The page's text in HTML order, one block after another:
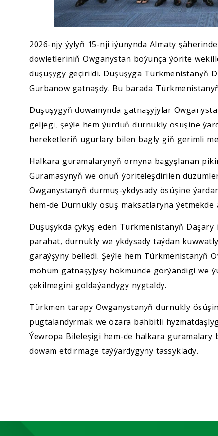
2026-njy ýylyň 15-nji iýunynda Almaty
döwletleriniň Owganystan boýunça ýörite
duşuşygy geçirildi. Duşuşyga Türkmenistanyň
Gurbanow gatnaşdy. Bu barada
Duşuşygyň dowamynda gatnaşyjylar
geljegi, şeýle hem ýurduň durnukly ösüşine
hereketleriň ugurlary bilen bagly giň gerimli
Halkara guramalarynyň ornyna bagyşlanan
Guramasynyň we onuň ýöriteleşdirilen
Owganystanyň durmuş-ykdysady ösüşine
hem-de Durnukly ösüş maksatlaryna
Duşuşykda çykyş eden Türkmenistanyň
parahat, durnukly we ykdysady taýdan
garaýşyny belledi. Şeýle hem Türkmenistanyň
möhüm gatnaşyjysy hökmünde görýändigi we
çekilmegini goldaýandygy nygtaldy.
Türkmen tarapy Owganystanyň durnukly
pugtalandyrmak we özara bähbitli
Ýewropa Bileleşigi hem-de halkara
dowam etdirmäge taýýardygyny tassyklady.